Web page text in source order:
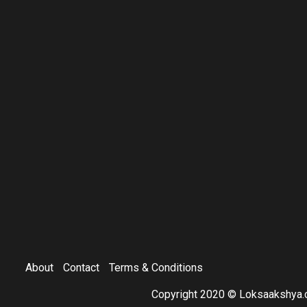
About Contact Terms & Conditions
Copyright 2020 ©